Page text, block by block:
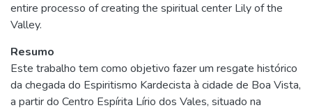
entire processo of creating the spiritual center Lily of the
Valley.
Resumo
Este trabalho tem como objetivo fazer um resgate histórico
da chegada do Espiritismo Kardecista à cidade de Boa Vista,
a partir do Centro Espírita Lírio dos Vales, situado na